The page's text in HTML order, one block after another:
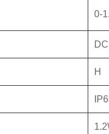
0-
H